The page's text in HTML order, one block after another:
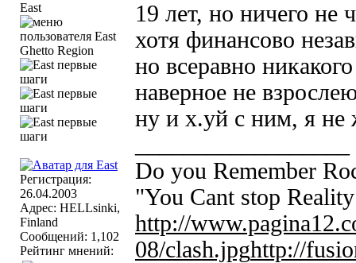
East
Ghetto Region
Регистрация:
26.04.2003
Адрес: HELLsinki,
Finland
Сообщений: 1,102
Рейтинг мнений:
19 лет, но ничего не
хотя финансово
но всеравно
наверное не
ну и х.уй с ним, я не
Do you Remember
"You Cant stop
http://
08/clash.jpghttp://